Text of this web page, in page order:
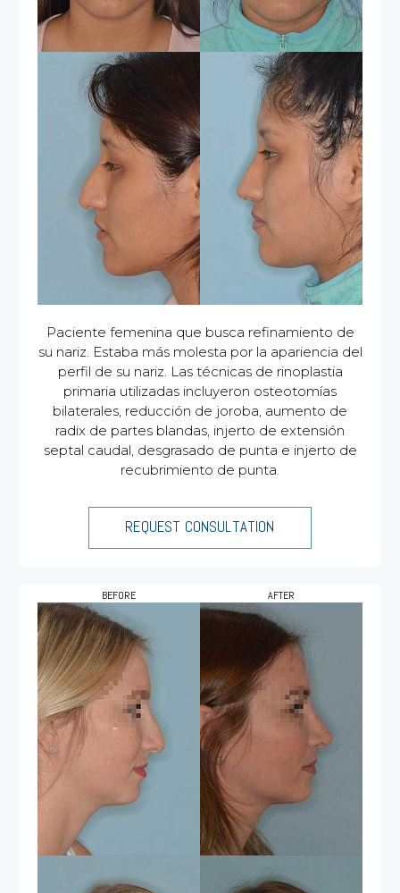
Paciente femenina que busca refinamiento de
su nariz. Estaba más molesta por la apariencia del
perfil de su nariz. Las técnicas de rinoplastia
primaria utilizadas incluyeron osteotomías
bilaterales, reducción de joroba, aumento de
radix de partes blandas, injerto de extensión
septal caudal, desgrasado de punta e injerto de
recubrimiento de punta.
REQUEST CONSULTATION